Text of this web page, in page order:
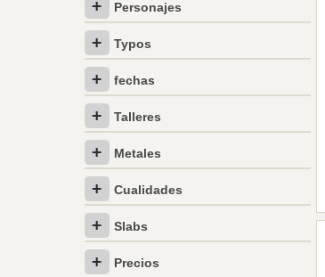
Personajes
Typos
fechas
Talleres
Metales
Cualidades
Slabs
Precios